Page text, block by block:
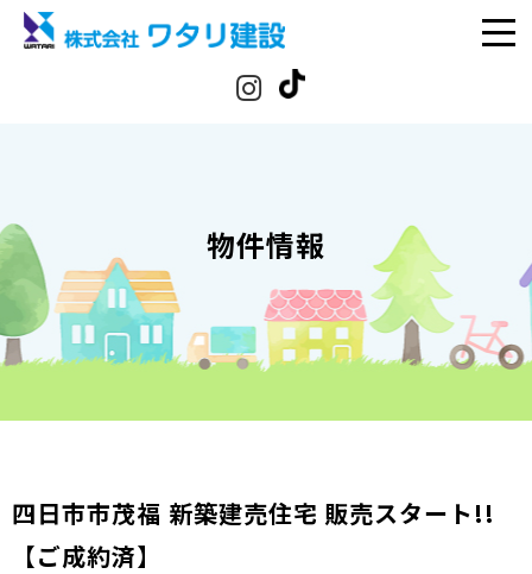
物件情報
四日市市茂福 新築建売住宅 販売スタート!!
【ご成約済】